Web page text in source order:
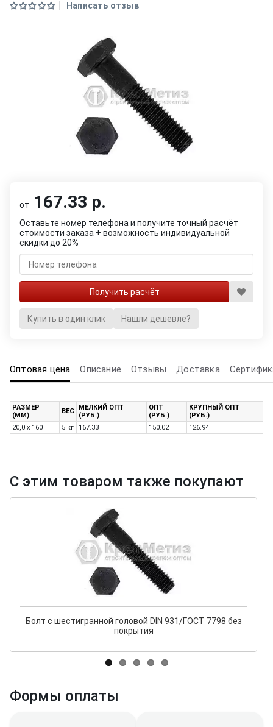
Написать отзыв
от 167.33 р.
Оставьте номер телефона и получите точный расчёт
стоимости заказа + возможность индивидуальной
скидки до 20%
Купить в один клик Нашли дешевле?
Оптовая цена Описание Отзывы Доставка
РАЗМЕР
(ММ)
ВЕС
МЕЛКИЙ ОПТ
(РУБ.)
ОПТ
(РУБ.)
КРУПНЫЙ ОПТ
(РУБ.)
20,0 x 160
5 кг 167.33 150.02 126.94
С этим товаром также покупают
Болт с шестигранной головой DIN 931/ГОСТ 7798 без
покрытия
Формы оплаты